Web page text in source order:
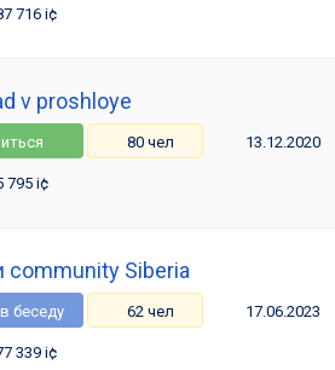
716 i¢
v proshloye
80 чел 13.12.2020
795 i¢
community Siberia
беседу 62 чел 17.06.2023
339 i¢